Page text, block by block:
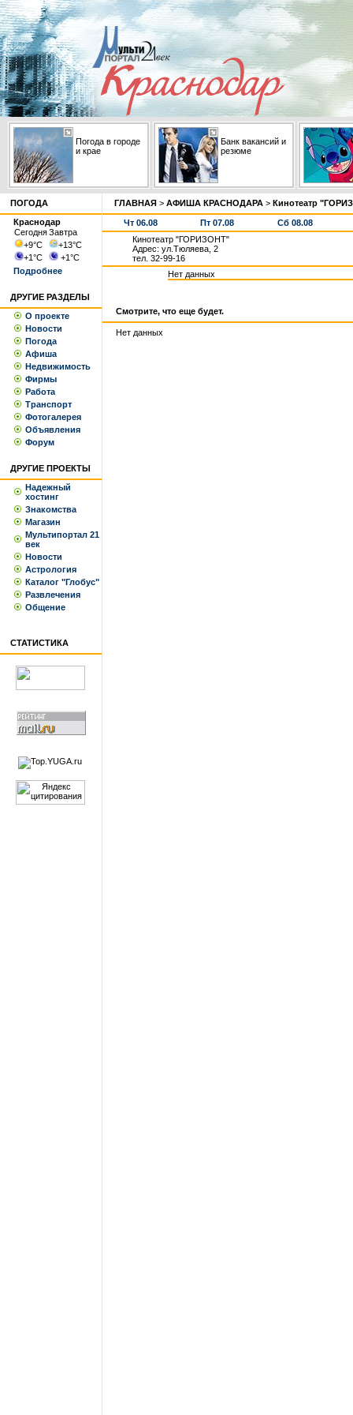
Погода в городе
и крае
Банк вакансий и
резюме
ПОГОДА
Краснодар
СегодняЗавтра
+9°С +13°С
+1°С +1°С
Подробнее
ДРУГИЕ РАЗДЕЛЫ
О проекте
Новости
Погода
Афиша
Недвижимость
Фирмы
Работа
Транспорт
Фотогалерея
Объявления
Форум
ДРУГИЕ ПРОЕКТЫ
Надежный
хостинг
Знакомства
Магазин
Мультипортал 21
век
Новости
Астрология
Каталог "Глобус"
Развлечения
Общение
СТАТИСТИКА
ГЛАВНАЯ > АФИША КРАСНОДАРА > Кинотеатр
Чт 06.08 Пт 07.08
Сб 08.08
Кинотеатр "ГОРИЗОНТ"
Адрес: ул.Тюляева, 2
тел. 32-99-16
Нет данных
Смотрите, что еще будет.
Нет данных